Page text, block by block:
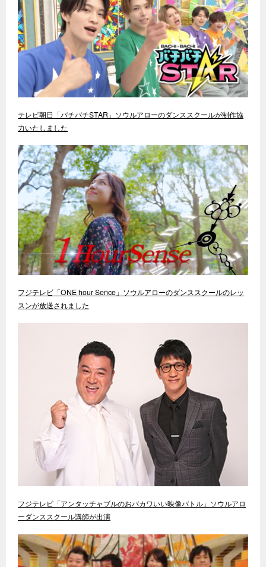
テレビ朝日「バチバチSTAR」ソウルアローのダンススクールが制作協
力いたしました
フジテレビ「ONE hour Sence」ソウルアローのダンススクールのレッ
スンが放送されました
フジテレビ「アンタッチャブルのおバカワいい映像バトル」ソウルアロ
ーダンススクール講師が出演